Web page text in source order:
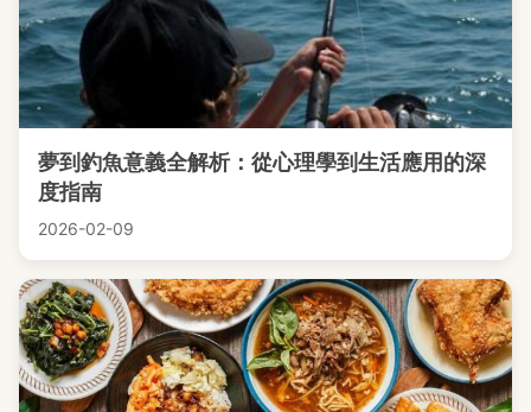
夢到釣魚意義全解析：從心理學到生活應用的深
度指南
2026-02-09